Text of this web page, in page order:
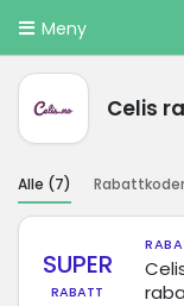
Meny
Celis
Alle (7)
SUPER
RABATT